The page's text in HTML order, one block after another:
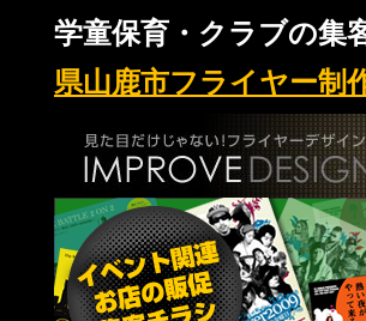
学童保育・クラブの集
県山鹿市フライヤー制